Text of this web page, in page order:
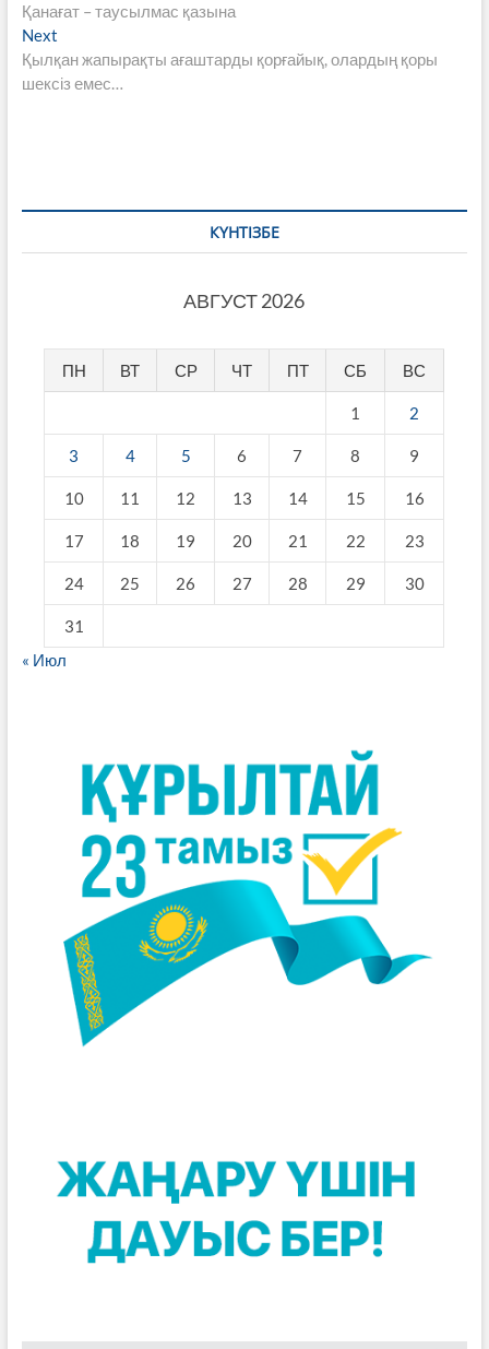
по
записям
post:
Қанағат – таусылмас қазына
NextNext
post:
Қылқан жапырақты ағаштарды қорғайық, олардың қоры
шексіз емес…
КҮНТІЗБЕ
АВГУСТ 2026
ПН ВТ СР ЧТ ПТ СБ ВС
1 2
3 4 5 6 7 8 9
10 11 12 13 14 15 16
17 18 19 20 21 22 23
24 25 26 27 28 29 30
31
« Июл